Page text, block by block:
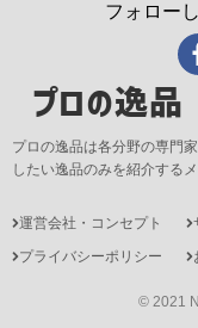
フォロー
プロの逸品
プロの逸品は各分野の専門
したい逸品のみを紹介する
運営会社・コンセプト
プライバシーポリシー
© 2021